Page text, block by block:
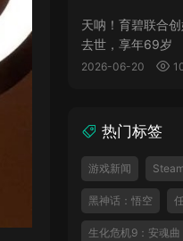
天呐！育碧联合
去世，享年69岁
2026-06-20
热门标签
游戏新闻
黑神话：悟空
生化危机9：安魂曲